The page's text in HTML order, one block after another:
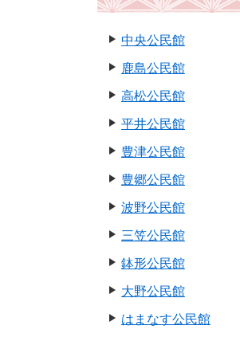
中央公民館
鹿島公民館
高松公民館
平井公民館
豊津公民館
豊郷公民館
波野公民館
三笠公民館
鉢形公民館
大野公民館
はまなす公民館